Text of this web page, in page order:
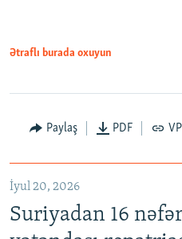
Auto
Ətraflı burada oxuyun
Paylaş PDF
İyul 20, 2026
Suriyadan 16